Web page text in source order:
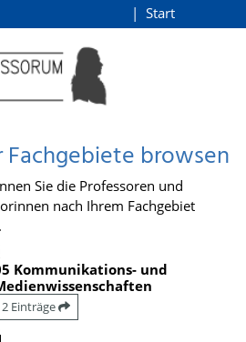
Start
Fachgebiete browsen
Sie die Professoren und
nach Ihrem Fachgebiet
Kommunikations- und
2 Einträge